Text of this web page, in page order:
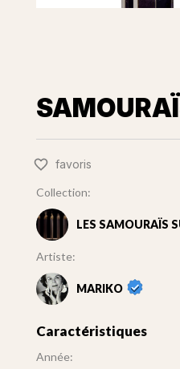
favoris
Collection:
LES SAMOURAÏS
Artiste:
MARIKO
Caractéristiques
Année: